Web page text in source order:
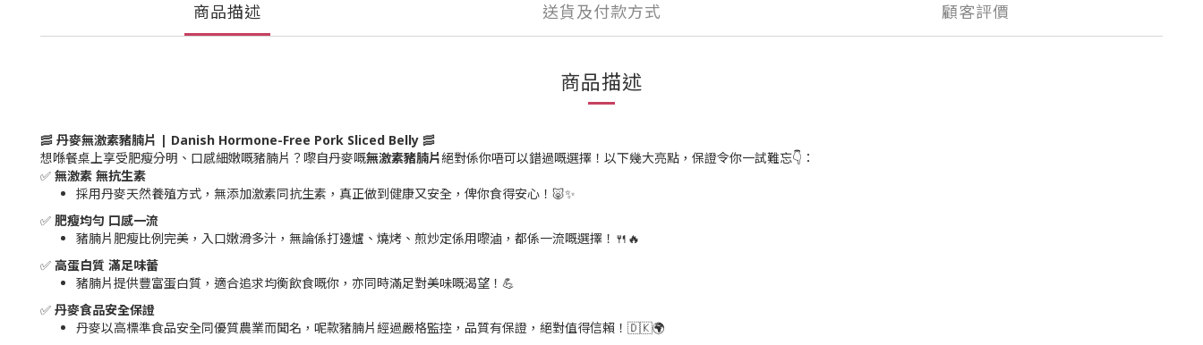
商品描述 送貨及付款方式 顧客評價
商品描述
🥓 丹麥無激素豬腩片 | Danish Hormone-Free Pork Sliced Belly 🥓
想喺餐桌上享受肥瘦分明、口感細嫩嘅豬腩片？嚟自丹麥嘅無激素豬腩片絕對係你唔可以錯過嘅選擇！以下幾大亮點，保證令你一試難忘👇：
✅ 無激素 無抗生素
採用丹麥天然養殖方式，無添加激素同抗生素，真正做到健康又安全，俾你食得安心！🐷✨
✅ 肥瘦均勻 口感一流
豬腩片肥瘦比例完美，入口嫩滑多汁，無論係打邊爐、燒烤、煎炒定係用嚟滷，都係一流嘅選擇！🍴🔥
✅ 高蛋白質 滿足味蕾
豬腩片提供豐富蛋白質，適合追求均衡飲食嘅你，亦同時滿足對美味嘅渴望！💪
✅ 丹麥食品安全保證
丹麥以高標準食品安全同優質農業而聞名，呢款豬腩片經過嚴格監控，品質有保證，絕對值得信賴！🇩🇰🌍